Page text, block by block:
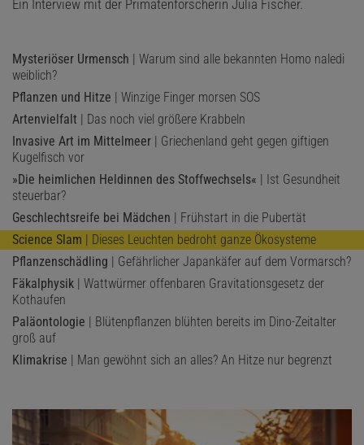
Ein Interview mit der Primatenforscherin Julia Fischer.
Mysteriöser Urmensch | Warum sind alle bekannten Homo naledi
weiblich?
Pflanzen und Hitze | Winzige Finger morsen SOS
Artenvielfalt | Das noch viel größere Krabbeln
Invasive Art im Mittelmeer | Griechenland geht gegen giftigen
Kugelfisch vor
»Die heimlichen Heldinnen des Stoffwechsels« | Ist Gesundheit
steuerbar?
Geschlechtsreife bei Mädchen | Frühstart in die Pubertät
Science Slam | Dieses Leuchten bedroht ganze Ökosysteme
Pflanzenschädling | Gefährlicher Japankäfer auf dem Vormarsch?
Fäkalphysik | Wattwürmer offenbaren Gravitationsgesetz der
Kothaufen
Paläontologie | Blütenpflanzen blühten bereits im Dino-Zeitalter
groß auf
Klimakrise | Man gewöhnt sich an alles? An Hitze nur begrenzt